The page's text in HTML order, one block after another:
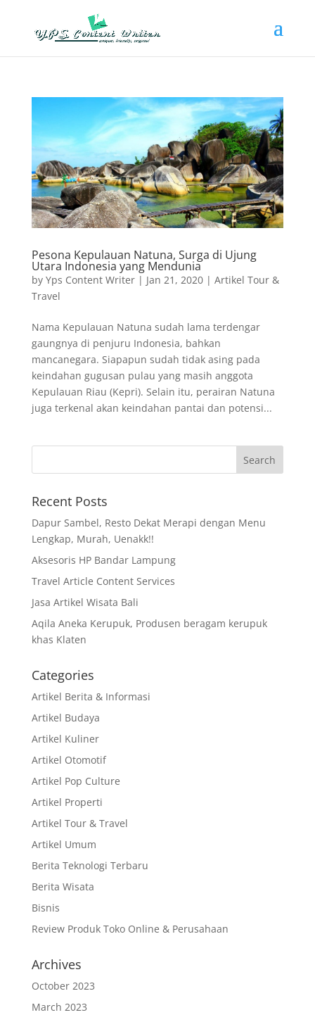
Pesona Kepulauan Natuna, Surga di Ujung
Utara Indonesia yang Mendunia
by Yps Content Writer| Jan 21, 2020| Artikel Tour &
Travel
Nama Kepulauan Natuna sudah lama terdengar
gaungnya di penjuru Indonesia, bahkan
mancanegara. Siapapun sudah tidak asing pada
keindahan gugusan pulau yang masih anggota
Kepulauan Riau (Kepri). Selain itu, perairan Natuna
juga terkenal akan keindahan pantai dan potensi...
Recent Posts
Dapur Sambel, Resto Dekat Merapi dengan Menu
Lengkap, Murah, Uenakk!!
Aksesoris HP Bandar Lampung
Travel Article Content Services
Jasa Artikel Wisata Bali
Aqila Aneka Kerupuk, Produsen beragam kerupuk
khas Klaten
Categories
Artikel Berita & Informasi
Artikel Budaya
Artikel Kuliner
Artikel Otomotif
Artikel Pop Culture
Artikel Properti
Artikel Tour & Travel
Artikel Umum
Berita Teknologi Terbaru
Berita Wisata
Bisnis
Review Produk Toko Online & Perusahaan
Archives
October 2023
March 2023